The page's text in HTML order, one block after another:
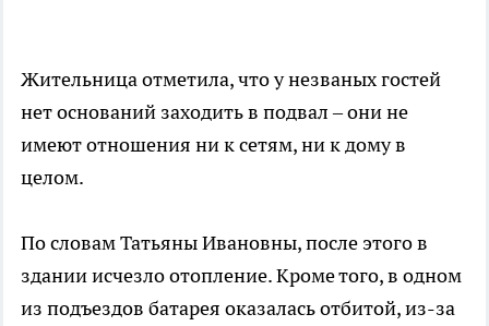
Жительница отметила, что у незваных гостей
нет оснований заходить в подвал – они не
имеют отношения ни к сетям, ни к дому в
целом.
По словам Татьяны Ивановны, после этого в
здании исчезло отопление. Кроме того, в одном
из подъездов батарея оказалась отбитой, из-за